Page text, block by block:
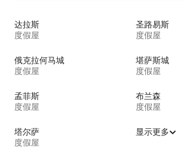
达拉斯
度假屋
圣路易斯
度假屋
俄克拉何马城
度假屋
堪萨斯城
度假屋
孟菲斯
度假屋
布兰森
度假屋
塔尔萨
度假屋
显示更多